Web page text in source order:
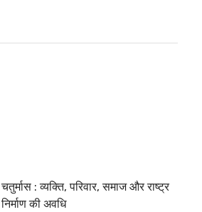
चतुर्मास : व्यक्ति, परिवार, समाज और राष्ट्र
निर्माण की अवधि